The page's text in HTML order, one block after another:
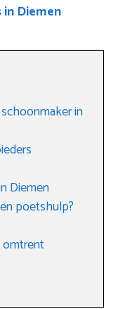
Diemen
in
Diemen
poetshulp?
omtrent